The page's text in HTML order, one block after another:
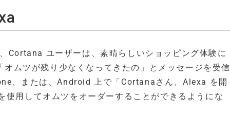
ユーザーは、素晴らしいショッピング体験に
ムツが残り少なくなってきたの」とメッセージを受信
、または、Android 上で「Cortanaさん、Alexa を開
用してオムツをオーダーすることができるようにな